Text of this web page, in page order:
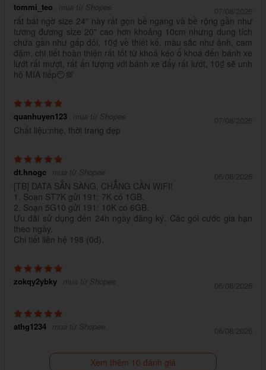
tommi_teo mua từ Shopee 07/08/2026
rất bất ngờ size 24" này rất gọn bề ngang và bề rộng gần như
tương đương size 20" cao hơn khoảng 10cm nhưng dung tích
chứa gần như gấp đôi, 10₫ về thiết kế, màu sắc như ảnh, cam
đậm, chi tiết hoàn thiện rất tốt từ khoá kéo ổ khoá đến bánh xe
lướt rất mượt, rất ấn tượng với bánh xe đẩy rất lướt, 10₫ sẽ unh
hộ MIA tiếp😶💯
quanhuyen123 mua từ Shopee 07/08/2026
Chất liệu:nhẹ, thời trang đẹp
dt.hnogc mua từ Shopee 06/08/2026
[TB] DATA SẴN SÀNG, CHẲNG CẦN WIFI!
1. Soạn ST7K gửi 191: 7K có 1GB.
2. Soạn 5G10 gửi 191: 10K có 6GB.
Ưu đãi sử dụng đến 24h ngày đăng ký. Các gói cước gia hạn
theo ngày.
Chi tiết liên hệ 198 (0đ).
zokqy2ybky mua từ Shopee 06/08/2026
athg1234 mua từ Shopee 06/08/2026
Xem thêm 10 đánh giá